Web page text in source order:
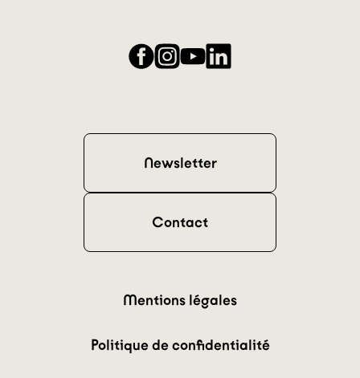
Facebook
Instagram
YouTubeLinkedIn
Newsletter
Contact
Mentions légales
Politique de confidentialité